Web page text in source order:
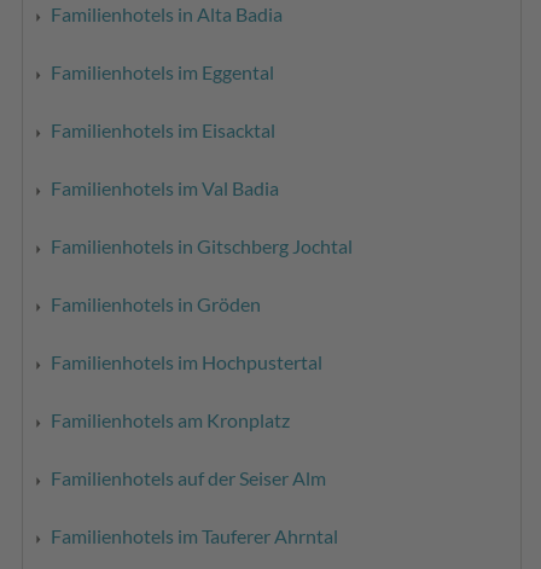
Familienhotels in Alta Badia
Familienhotels im Eggental
Familienhotels im Eisacktal
Familienhotels im Val Badia
Familienhotels in Gitschberg Jochtal
Familienhotels in Gröden
Familienhotels im Hochpustertal
Familienhotels am Kronplatz
Familienhotels auf der Seiser Alm
Familienhotels im Tauferer Ahrntal